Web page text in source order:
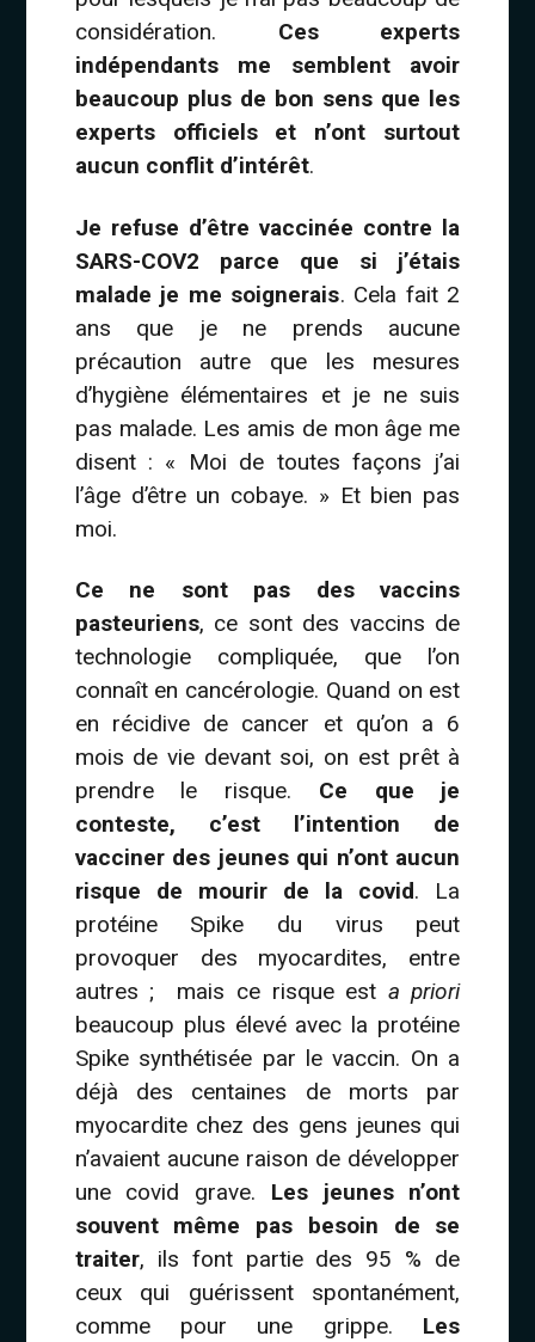
considération. Ces experts
indépendants me semblent avoir
beaucoup plus de bon sens que les
experts officiels et n’ont surtout
aucun conflit d’intérêt.
Je refuse d’être vaccinée contre la
SARS-COV2 parce que si j’étais
malade je me soignerais. Cela fait 2
ans que je ne prends aucune
précaution autre que les mesures
d’hygiène élémentaires et je ne suis
pas malade. Les amis de mon âge me
disent : « Moi de toutes façons j’ai
l’âge d’être un cobaye. » Et bien pas
moi.
Ce ne sont pas des vaccins
pasteuriens, ce sont des vaccins de
technologie compliquée, que l’on
connaît en cancérologie. Quand on est
en récidive de cancer et qu’on a 6
mois de vie devant soi, on est prêt à
prendre le risque. Ce que je
conteste, c’est l’intention de
vacciner des jeunes qui n’ont aucun
risque de mourir de la covid. La
protéine Spike du virus peut
provoquer des myocardites, entre
autres ; mais ce risque est a priori
beaucoup plus élevé avec la protéine
Spike synthétisée par le vaccin. On a
déjà des centaines de morts par
myocardite chez des gens jeunes qui
n’avaient aucune raison de développer
une covid grave. Les jeunes n’ont
souvent même pas besoin de se
traiter, ils font partie des 95 % de
ceux qui guérissent spontanément,
comme pour une grippe. Les